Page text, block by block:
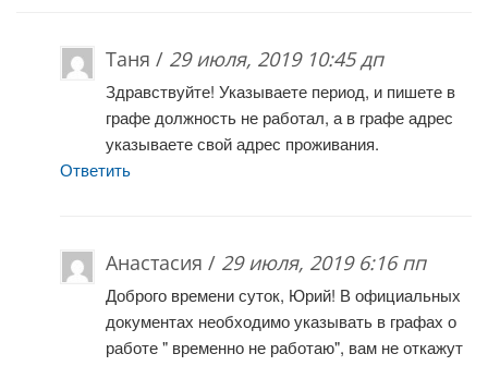
Таня / 29 июля, 2019 10:45 дп
Здравствуйте! Указываете период, и пишете в
графе должность не работал, а в графе адрес
указываете свой адрес проживания.
Ответить
Анастасия / 29 июля, 2019 6:16 пп
Доброго времени суток, Юрий! В официальных
документах необходимо указывать в графах о
работе " временно не работаю", вам не откажут